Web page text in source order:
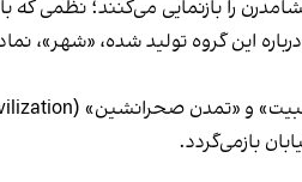
را بازنمایی می‌کنند؛ نظمی که
این گروه تولید شده، «شهر»،
بازمی‌گردد.